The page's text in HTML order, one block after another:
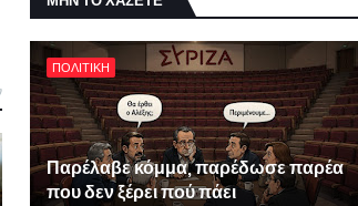
ΠΟΛΙΤΙΚΗ
Παρέλαβε κόμμα, παρέδωσε παρέα
που δεν ξέρει πού πάει